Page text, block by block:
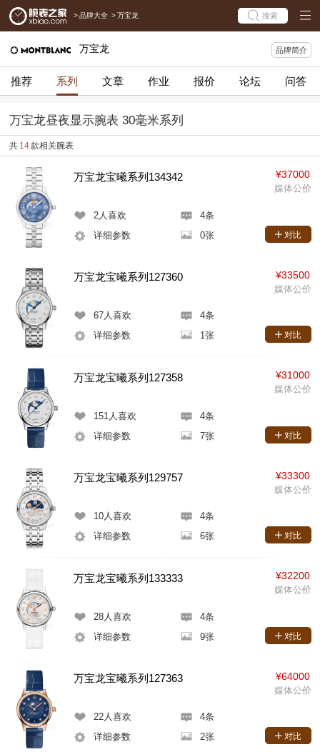
> 品牌大全 > 万宝龙 搜索
万宝龙 品牌简介
推荐 系列 文章 作业 报价 论坛 问答
万宝龙昼夜显示腕表 30毫米系列
共 14款相关腕表
万宝龙宝曦系列134342
2人喜欢
4条
详细参数
0张
¥37000
媒体公价
对比
万宝龙宝曦系列127360
67人喜欢
4条
详细参数
1张
¥33500
媒体公价
对比
万宝龙宝曦系列127358
151 人喜欢
4条
详细参数
7张
¥31000
媒体公价
对比
万宝龙宝曦系列129757
10人喜欢
4条
详细参数
6张
¥33300
媒体公价
对比
万宝龙宝曦系列133333
28人喜欢
4条
详细参数
9张
¥32200
媒体公价
对比
万宝龙宝曦系列127363
22人喜欢
4条
详细参数
2张
¥64000
媒体公价
对比